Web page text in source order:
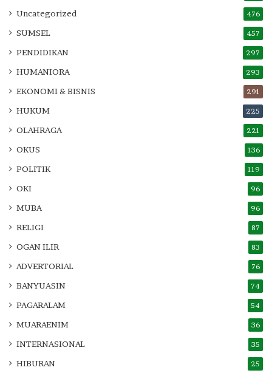
Uncategorized 476
SUMSEL 457
PENDIDIKAN 297
HUMANIORA 293
EKONOMI & BISNIS 291
HUKUM 225
OLAHRAGA 221
OKUS 136
POLITIK 119
OKI 96
MUBA 96
RELIGI 87
OGAN ILIR 83
ADVERTORIAL 76
BANYUASIN 74
PAGARALAM 54
MUARAENIM 36
INTERNASIONAL 35
HIBURAN 25